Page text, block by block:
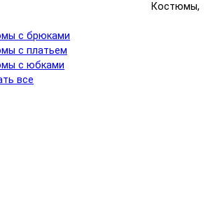
Костюмы,
с брюками
с платьем
с юбками
все